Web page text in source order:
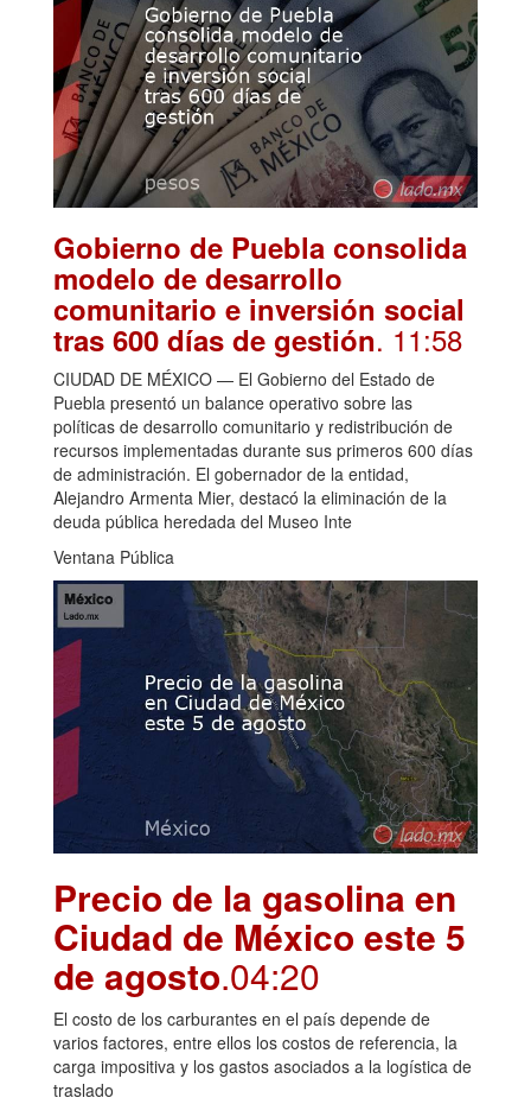
Gobierno de Puebla consolida
modelo de desarrollo
comunitario e inversión social
tras 600 días de gestión. 11:58
CIUDAD DE MÉXICO — El Gobierno del Estado de
Puebla presentó un balance operativo sobre las
políticas de desarrollo comunitario y redistribución de
recursos implementadas durante sus primeros 600 días
de administración. El gobernador de la entidad,
Alejandro Armenta Mier, destacó la eliminación de la
deuda pública heredada del Museo Inte
Ventana Pública
Precio de la gasolina en
Ciudad de México este 5
de agosto.04:20
El costo de los carburantes en el país depende de
varios factores, entre ellos los costos de referencia, la
carga impositiva y los gastos asociados a la logística de
traslado